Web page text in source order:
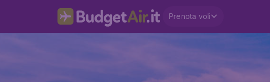
Prenota voli